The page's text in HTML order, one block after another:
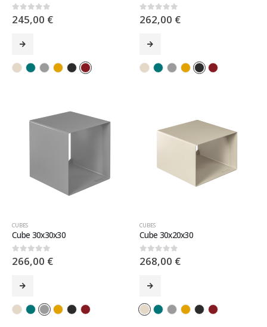
0sur 5
245,00 € 0sur 5
262,00 €
CUBES
Cube 30x30x30
0sur 5
266,00 €
CUBES
Cube 30x20x30
0sur 5
268,00 €